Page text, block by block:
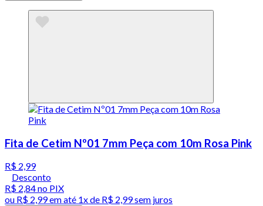
Fita de Cetim Nº01 7mm Peça com 10m Rosa Pink
R$ 2,99
Desconto
R$ 2,84no PIX
ou R$ 2,99em até 1x de R$ 2,99sem juros